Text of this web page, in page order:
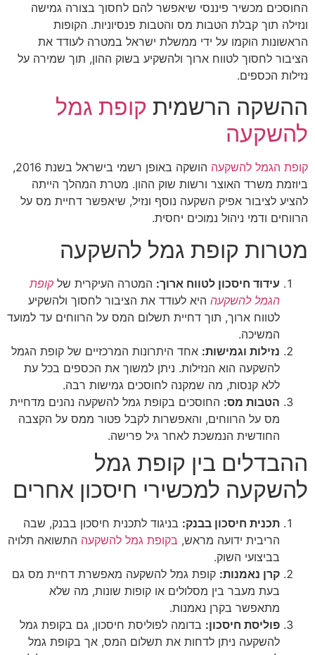
מכשיר פיננסי שיאפשר להם לחסוך בצורה גמישה
תוך קבלת הטבות מס והטבות פנסיוניות. הקופות
הוקמו על ידי ממשלת ישראל במטרה לעודד את
לחסוך לטווח ארוך ולהשקיע בשוק ההון, תוך שמירה על
הרשמיתקופת גמל
להשקעה
הושקה באופן רשמי בישראל בשנת 2016,
משרד האוצר ורשות שוק ההון. מטרת המהלך הייתה
אפיק השקעה נוסף ונזיל, שיאפשר דחיית מס על
ודמי ניהול נמוכים יחסית.
קופת גמל להשקעה
חיסכון לטווח ארוך:המטרה העיקרית שלקופת
להשקעההיא לעודד את הציבור לחסוך ולהשקיע
ארוך, תוך דחיית תשלום המס על הרווחים עד למועד
וגמישות:אחד היתרונות המרכזיים של קופת הגמל
הוא הנזילות. ניתן למשוך את הכספים בכל עת
קנסות, מה שמקנה לחוסכים גמישות רבה.
מס:החוסכים בקופת גמל להשקעה נהנים מדחיית
על הרווחים, והאפשרות לקבל פטור ממס על הקצבה
הנמשכת לאחר גיל פרישה.
בין קופת גמל
למכשירי חיסכון אחרים
חיסכון בבנק:בניגוד לתכנית חיסכון בבנק, שבה
ידועה מראש, בקופת גמל להשקעההתשואה תלויה
השוק.
נאמנות: קופת גמל להשקעה מאפשרת דחיית מס גם
מעבר בין מסלולים או קופות שונות, מה שלא
בקרן נאמנות.
חיסכון:בדומה לפוליסת חיסכון, גם בקופת גמל
ניתן לדחות את תשלום המס, אך בקופת גמל